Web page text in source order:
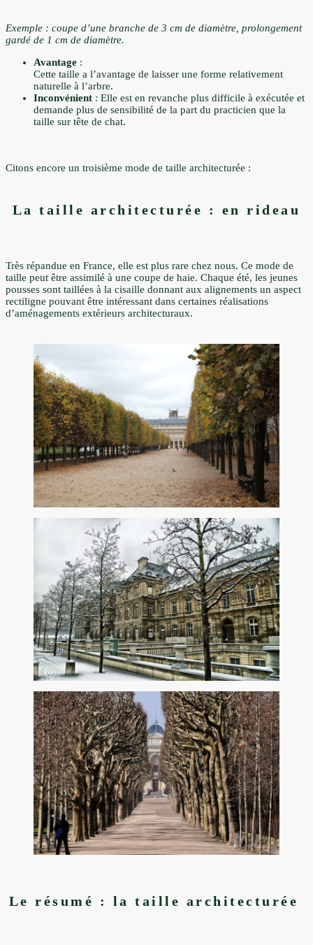
Exemple : coupe d’une branche de 3 cm de diamètre, prolongement
gardé de 1 cm de diamètre.
Avantage :
Cette taille a l’avantage de laisser une forme relativement
naturelle à l’arbre.
Inconvénient : Elle est en revanche plus difficile à exécutée et
demande plus de sensibilité de la part du practicien que la
taille sur tête de chat.
Citons encore un troisième mode de taille architecturée :
La taille architecturée : en rideau
Très répandue en France, elle est plus rare chez nous. Ce mode de
taille peut être assimilé à une coupe de haie. Chaque été, les jeunes
pousses sont taillées à la cisaille donnant aux alignements un aspect
rectiligne pouvant être intéressant dans certaines réalisations
d’aménagements extérieurs architecturaux.
Le résumé : la taille architecturée